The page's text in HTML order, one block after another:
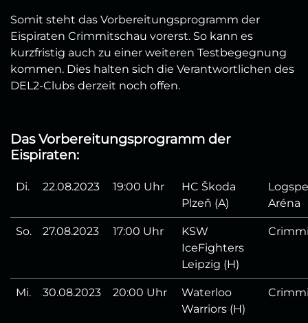
Somit steht das Vorbereitungsprogramm der
Eispiraten Crimmitschau vorerst. So kann es
kurzfristig auch zu einer weiteren Testbegegnung
kommen. Dies halten sich die Verantwortlichen des
DEL2-Clubs derzeit noch offen.
Das Vorbereitungsprogramm der
Eispiraten:
Di. 22.08.2023 19:00 Uhr
HC Škoda
Plzeň (A)
Aréna
So. 27.08.2023 17:00 Uhr
KSW
IceFighters
Leipzig (H)
Mi. 30.08.2023 20:00 Uhr
Waterloo
Warriors (H)